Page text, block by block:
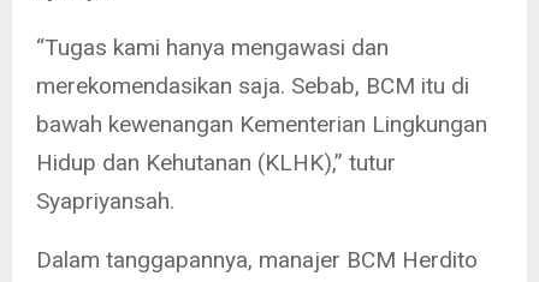
“Tugas kami hanya mengawasi dan
merekomendasikan saja. Sebab, BCM itu di
bawah kewenangan Kementerian Lingkungan
Hidup dan Kehutanan (KLHK),” tutur
Syapriyansah.
Dalam tanggapannya, manajer BCM Herdito